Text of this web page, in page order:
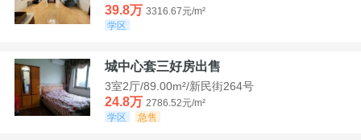
39.8万 3316.67元/m²
学区
城中心套三好房出售
3室2厅/89.00m²/新民街264号
24.8万 2786.52元/m²
学区
急售